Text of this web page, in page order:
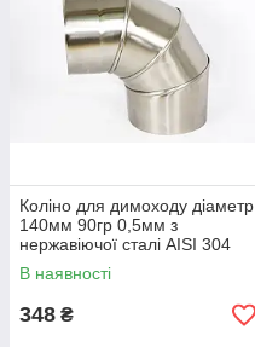
Коліно для димоходу діаметр
140мм 90гр 0,5мм з
нержавіючої сталі AISI 304
В наявності
348 ₴